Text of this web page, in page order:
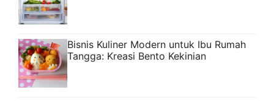
Bisnis Kuliner Modern untuk Ibu Rumah
Tangga: Kreasi Bento Kekinian